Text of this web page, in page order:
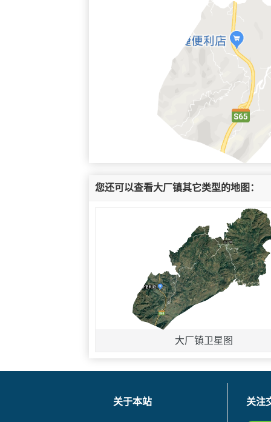
您还可以查看大厂镇其它类型的地图：
大厂镇卫星图
关于本站 关注